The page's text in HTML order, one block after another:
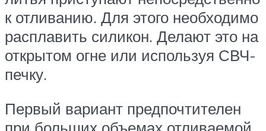
к отливанию. Для этого необходимо
расплавить силикон. Делают это на
открытом огне или используя СВЧ-
печку.
Первый вариант предпочтителен